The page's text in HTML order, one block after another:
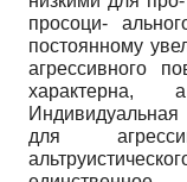
просоци-
постоянному
агрессивного
для